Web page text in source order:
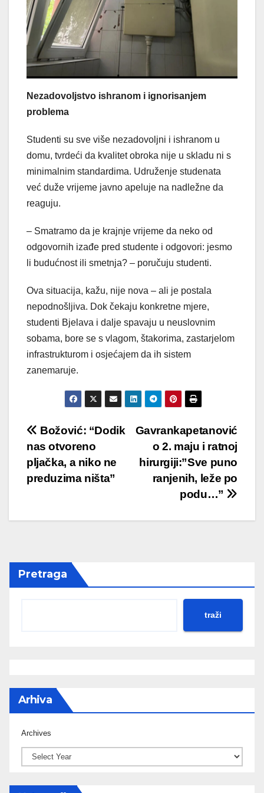
Nezadovoljstvo ishranom i ignorisanjem
problema
Studenti su sve više nezadovoljni i ishranom u
domu, tvrdeći da kvalitet obroka nije u skladu ni s
minimalnim standardima. Udruženje studenata
već duže vrijeme javno apeluje na nadležne da
reaguju.
– Smatramo da je krajnje vrijeme da neko od
odgovornih izađe pred studente i odgovori: jesmo
li budućnost ili smetnja? – poručuju studenti.
Ova situacija, kažu, nije nova – ali je postala
nepodnošljiva. Dok čekaju konkretne mjere,
studenti Bjelava i dalje spavaju u neuslovnim
sobama, bore se s vlagom, štakorima, zastarjelom
infrastrukturom i osjećajem da ih sistem
zanemaruje.
Post
navigation
Gavrankapetanović
o 2. maju i ratnoj
hirurgiji:”Sve puno
ranjenih, leže po
podu…”
Božović: “Dodik
nas otvoreno
pljačka, a niko ne
preduzima ništa”
Pretraga
traži
Arhiva
Archives